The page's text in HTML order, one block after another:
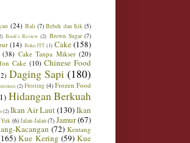
(24) Bali (7) Bebek dan Itik (5)
Book's Review (2) Brown Sugar (7)
(14) Buku JTT (1) Cake(158)
(38) Cake Tanpa Mikser (20)
Cake (10) Chinese Food
Daging Sapi (180)
(2) Frosting (4) Frozen Food
Hidangan Berkuah
(2) Ikan Air Laut(130)Ikan
Yuk (6)Jalan-Jalan(7) Jamur(67)
Kacangan (72) Kentang
Kue Kering (59) Kue